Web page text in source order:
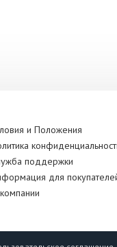
и Положения
поддержки
для